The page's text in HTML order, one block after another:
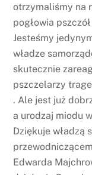
otrzymaliśmy na
pogłowia
Jesteśmy
władze
skutecznie
pszczelarzy
. Ale jest już
a urodzaj miodu
Dziękuje władzą
Edwarda